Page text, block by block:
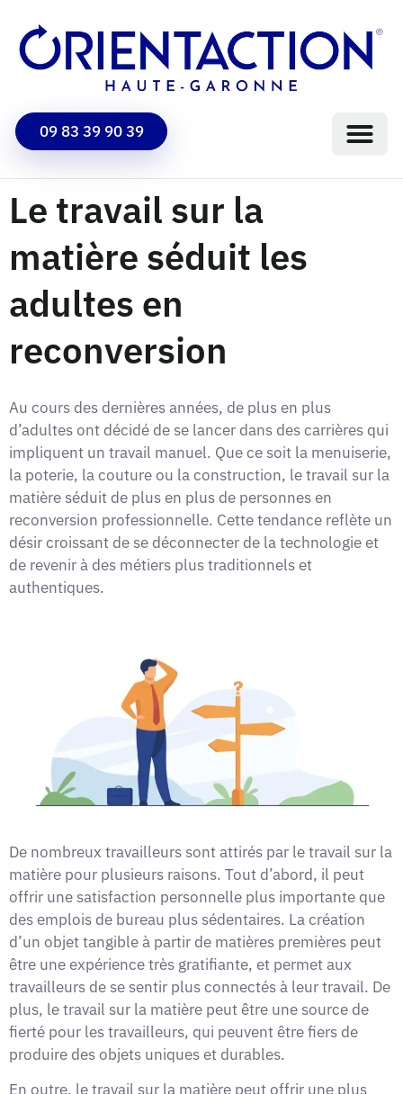
09 83 39 90 39
Le travail sur la
matière séduit les
adultes en
reconversion
Au cours des dernières années, de plus en plus
d’adultes ont décidé de se lancer dans des carrières qui
impliquent un travail manuel. Que ce soit la menuiserie,
la poterie, la couture ou la construction, le travail sur la
matière séduit de plus en plus de personnes en
reconversion professionnelle. Cette tendance reflète un
désir croissant de se déconnecter de la technologie et
de revenir à des métiers plus traditionnels et
authentiques.
De nombreux travailleurs sont attirés par le travail sur la
matière pour plusieurs raisons. Tout d’abord, il peut
offrir une satisfaction personnelle plus importante que
des emplois de bureau plus sédentaires. La création
d’un objet tangible à partir de matières premières peut
être une expérience très gratifiante, et permet aux
travailleurs de se sentir plus connectés à leur travail. De
plus, le travail sur la matière peut être une source de
fierté pour les travailleurs, qui peuvent être fiers de
produire des objets uniques et durables.
En outre, le travail sur la matière peut offrir une plus